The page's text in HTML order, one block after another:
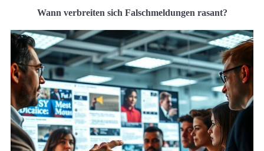
Wann verbreiten sich Falschmeldungen rasant?